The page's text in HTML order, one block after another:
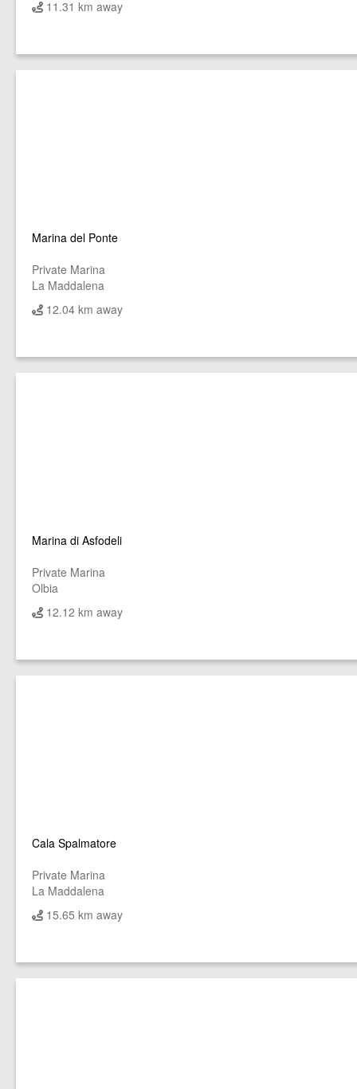
11.31 km away
Marina del Ponte
Private Marina
La Maddalena
12.04 km away
Marina di Asfodeli
Private Marina
Olbia
12.12 km away
Cala Spalmatore
Private Marina
La Maddalena
15.65 km away